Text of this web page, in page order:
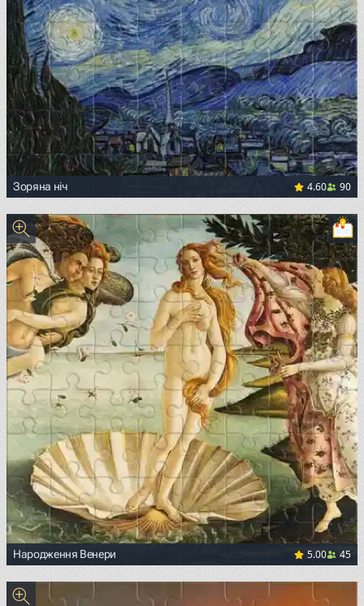
Зоряна ніч 4.60 90
Народження Венери 5.00 45